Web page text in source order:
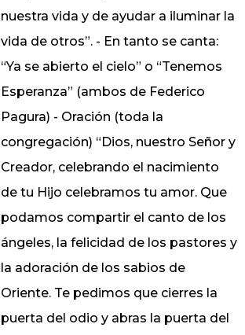
nuestra vida y de ayudar a iluminar la
vida de otros”. - En tanto se canta:
“Ya se abierto el cielo” o “Tenemos
Esperanza” (ambos de Federico
Pagura) - Oración (toda la
congregación) “Dios, nuestro Señor y
Creador, celebrando el nacimiento
de tu Hijo celebramos tu amor. Que
podamos compartir el canto de los
ángeles, la felicidad de los pastores y
la adoración de los sabios de
Oriente. Te pedimos que cierres la
puerta del odio y abras la puerta del